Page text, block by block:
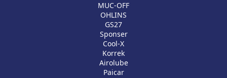
MUC-OFF
OHLINS
GS27
Sponser
Cool-X
Korrek
Airolube
Paicar